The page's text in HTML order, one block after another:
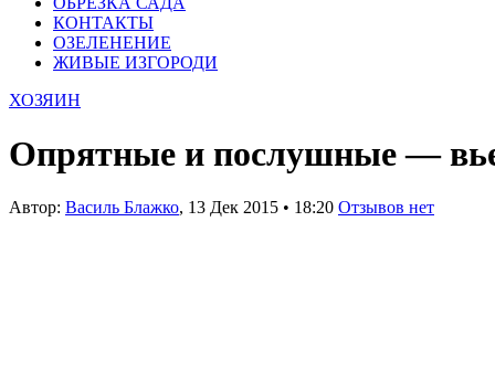
КОНТАКТЫ
ОЗЕЛЕНЕНИЕ
ЖИВЫЕ ИЗГОРОДИ
ХОЗЯИН
Опрятные и послушные —
Автор: Василь Блажко, 13 Дек 2015 • 18:20 Отзывов нет